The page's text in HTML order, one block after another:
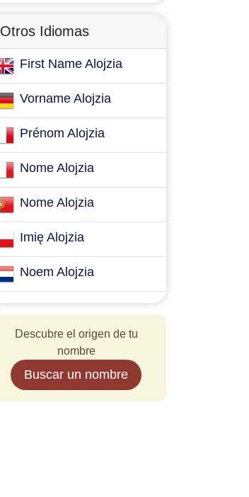
Otros Idiomas
First Name Alojzia
Vorname Alojzia
Prénom Alojzia
Nome Alojzia
Nome Alojzia
Imię Alojzia
Noem Alojzia
Descubre el origen de tu
nombre
Buscar un nombre